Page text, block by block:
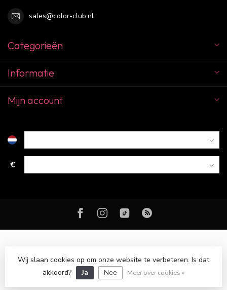
sales@color-club.nl
Categorieën
Informatie
Mijn account
€
© Copyright 2026 Color Club Breda
Wij slaan cookies op om onze website te verbeteren. Is dat
akkoord?
Ja Nee Meer over cookies »